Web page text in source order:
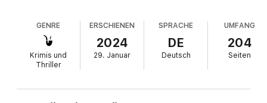
Untersuchung. Er hat auch schon eine Gruppe von Gegnern
des Windparks als Verdächtige ausgemacht. Doch die
Ermittlungen gestalten sich schwierig, denn es ist zunächst
nicht herauszubekommen, wer sich hinter den »Todesvögeln«
verbirgt. Und würden sie wirklich so weit gehen,
technischer Defekt? Das allerdings bestreitet der
GENRE
Krimis und
Thriller
ERSCHIENEN
2024
29. Januar
SPRACHE
DE
Deutsch
UMFANG
204
Seiten